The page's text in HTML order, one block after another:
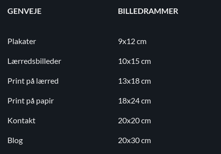
GENVEJE
Plakater
Lærredsbilleder
Print på lærred
Print på papir
Kontakt
Blog
BILLEDRAMMER
9x12 cm
10x15 cm
13x18 cm
18x24 cm
20x20 cm
20x30 cm